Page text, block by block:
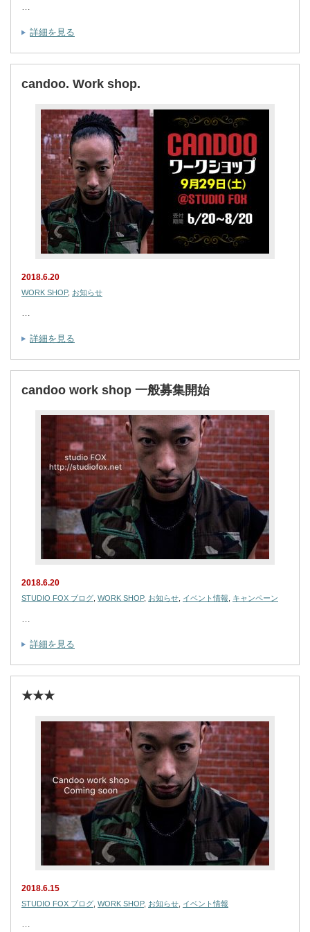
…
詳細を見る
candoo. Work shop.
2018.6.20
WORK SHOP, お知らせ
詳細を見る
candoo work shop 一般募集開始
2018.6.20
STUDIO FOX ブログ WORK SHOP, お知らせ イベント情報 キャンペーン
詳細を見る
★★★
2018.6.15
STUDIO FOX ブログ, WORK SHOP, お知らせ, イベント情報
…